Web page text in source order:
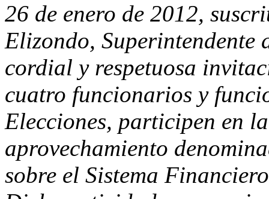
26 de enero de 2012,
Elizondo, Superintendente
cordial y respetuosa
cuatro funcionarios y
Elecciones, participen en
aprovechamiento
sobre el Sistema